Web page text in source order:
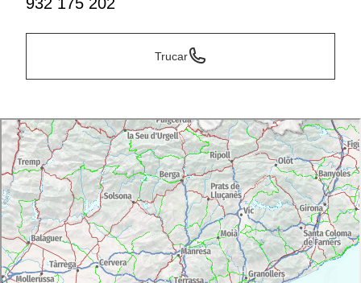
Trucar